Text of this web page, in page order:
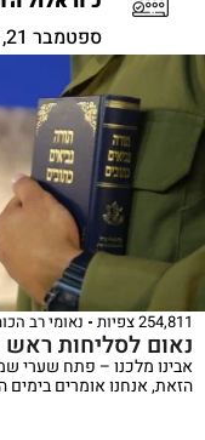
ספטמבר 21, 2025
254,811 צפיות נאומי רב
נאום לסליחות
אבינו מלכנו – פתח שערי
הזאת, אנחנו אומרים